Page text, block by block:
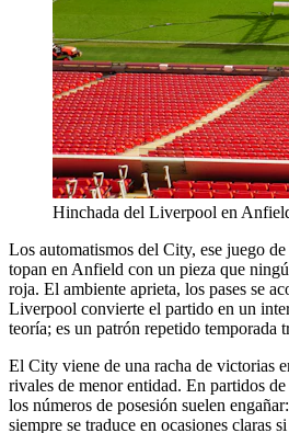
Hinchada del Liverpool en
Los automatismos del City, ese juego
topan en Anfield con un pieza que
roja. El ambiente aprieta, los pases se
Liverpool convierte el partido en un
teoría; es un patrón repetido temporada
El City viene de una racha de victorias
rivales de menor entidad. En partidos
los números de posesión suelen
siempre se traduce en ocasiones claras